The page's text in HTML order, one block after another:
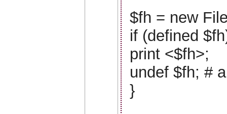
$fh = new
if (defined
print <$fh>;
undef $fh; #
}